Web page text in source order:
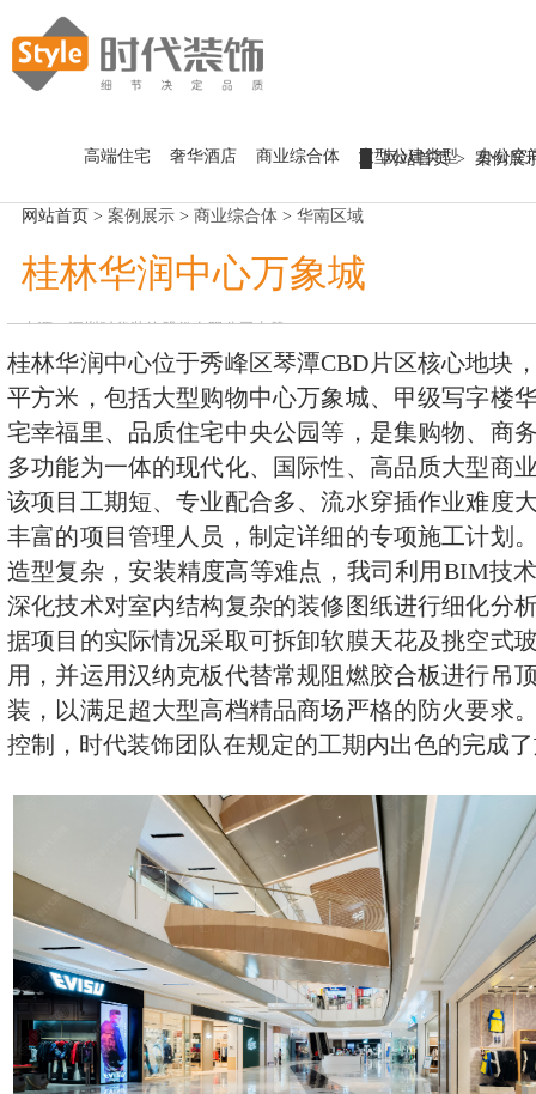
走进时代
发展历程
组织架构
企业文化
荣誉资质
核心优势
合作伙伴
案例展示
奢华酒店
商业综合体
大型公建类型
办公空间
幕墙园林
新闻中心
企业动态
人力资源
人才理念
人才战略
招贤纳士
员工活动
联系我们
招采平台
廉政举报投诉
留言板
网站首页 案例展
高端住宅 奢华酒店 商业综合体 大型公建类型 办公空
网站首页 > 案例展示> 商业综合体> 华南区域
桂林华润中心万象城
来源：深圳时代装饰股份有限公司点赞：0
桂林华润中心位于秀峰区琴潭CBD片区核心地块
平方米，包括大型购物中心万象城、甲级写字楼
宅幸福里、品质住宅中央公园等，是集购物、商
多功能为一体的现代化、国际性、高品质大型商
该项目工期短、专业配合多、流水穿插作业难度
丰富的项目管理人员，制定详细的专项施工计划
造型复杂，安装精度高等难点，我司利用BIM技
深化技术对室内结构复杂的装修图纸进行细化分
据项目的实际情况采取可拆卸软膜天花及挑空式
用，并运用汉纳克板代替常规阻燃胶合板进行吊
装，以满足超大型高档精品商场严格的防火要求
控制，时代装饰团队在规定的工期内出色的完成